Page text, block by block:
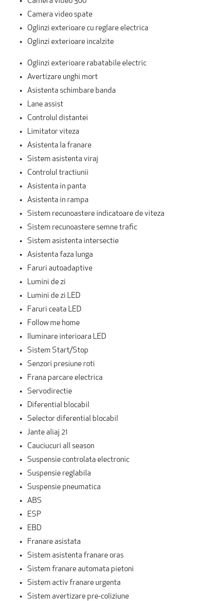
Camera video spate
Oglinzi exterioare cu reglare electrica
Oglinzi exterioare incalzite
Oglinzi exterioare rabatabile electric
Avertizare unghi mort
Asistenta schimbare banda
Lane assist
Controlul distantei
Limitator viteza
Asistenta la franare
Sistem asistenta viraj
Controlul tractiunii
Asistenta in panta
Asistenta in rampa
Sistem recunoastere indicatoare de viteza
Sistem recunoastere semne trafic
Sistem asistenta intersectie
Asistenta faza lunga
Faruri autoadaptive
Lumini de zi
Lumini de zi LED
Faruri ceata LED
Follow me home
Iluminare interioara LED
Sistem Start/Stop
Senzori presiune roti
Frana parcare electrica
Servodirectie
Diferential blocabil
Selector diferential blocabil
Jante aliaj 21
Cauciucuri all season
Suspensie controlata electronic
Suspensie reglabila
Suspensie pneumatica
ABS
ESP
EBD
Franare asistata
Sistem asistenta franare oras
Sistem franare automata pietoni
Sistem activ franare urgenta
Sistem avertizare pre-coliziune